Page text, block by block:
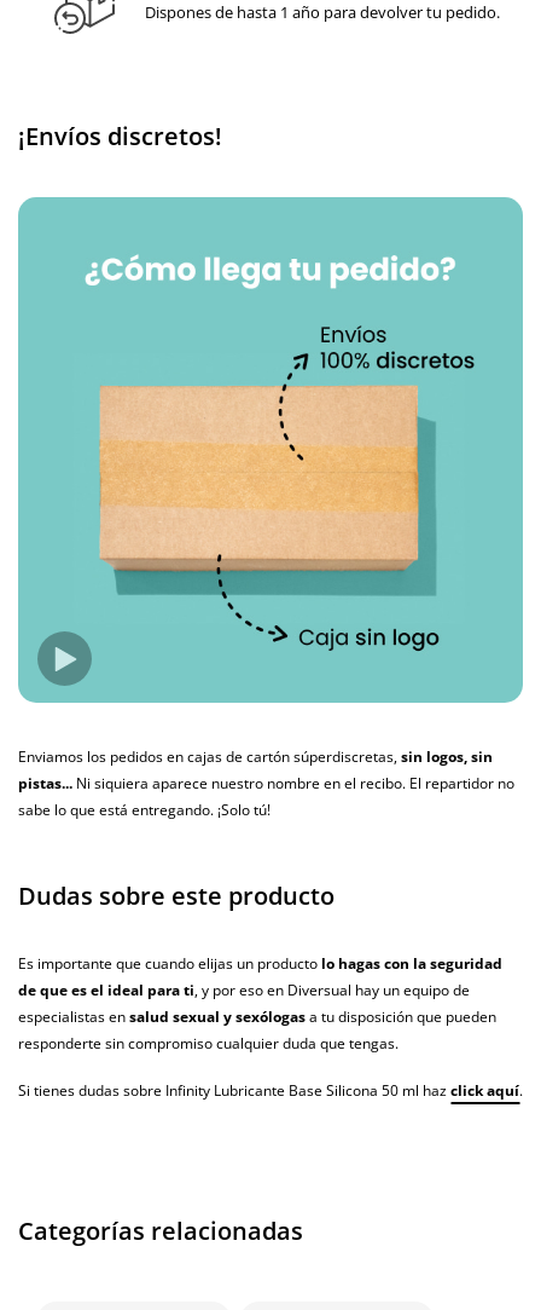
Dispones de hasta 1 año para devolver tu pedido.
¡Envíos discretos!
Enviamos los pedidos en cajas de cartón súperdiscretas,sin logos, sin
pistas... Ni siquiera aparece nuestro nombre en el recibo. El repartidor no
sabe lo que está entregando. ¡Solo tú!
Dudas sobre este producto
Es importante que cuando elijas un producto lo hagas con la seguridad
de que es el ideal para ti, y por eso en Diversual hay un equipo de
especialistas ensalud sexual y sexólogasa tu disposición que pueden
responderte sin compromiso cualquier duda que tengas.
Si tienes dudas sobre Infinity Lubricante Base Silicona 50 ml hazclick aquí.
Categorías relacionadas